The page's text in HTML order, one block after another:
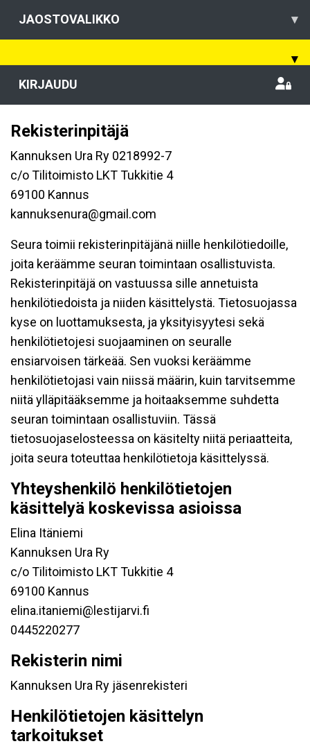
JAOSTOVALIKKO ▾
▾
KIRJAUDU
Rekisterinpitäjä
Kannuksen Ura Ry 0218992-7
c/o Tilitoimisto LKT Tukkitie 4
69100 Kannus
kannuksenura@gmail.com
Seura toimii rekisterinpitäjänä niille henkilötiedoille,
joita keräämme seuran toimintaan osallistuvista.
Rekisterinpitäjä on vastuussa sille annetuista
henkilötiedoista ja niiden käsittelystä. Tietosuojassa
kyse on luottamuksesta, ja yksityisyytesi sekä
henkilötietojesi suojaaminen on seuralle
ensiarvoisen tärkeää. Sen vuoksi keräämme
henkilötietojasi vain niissä määrin, kuin tarvitsemme
niitä ylläpitääksemme ja hoitaaksemme suhdetta
seuran toimintaan osallistuviin. Tässä
tietosuojaselosteessa on käsitelty niitä periaatteita,
joita seura toteuttaa henkilötietoja käsittelyssä.
Yhteyshenkilö henkilötietojen
käsittelyä koskevissa asioissa
Elina Itäniemi
Kannuksen Ura Ry
c/o Tilitoimisto LKT Tukkitie 4
69100 Kannus
elina.itaniemi@lestijarvi.fi
0445220277
Rekisterin nimi
Kannuksen Ura Ry jäsenrekisteri
Henkilötietojen käsittelyn
tarkoitukset